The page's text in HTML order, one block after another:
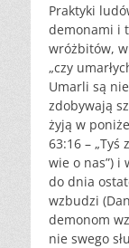
Praktyki
demonami i
wróżbitów,
„czy
Umarli są
zdobywają
żyją w
63:16 –
wie o nas”) i
do dnia
wzbudzi
demonom
nie swego